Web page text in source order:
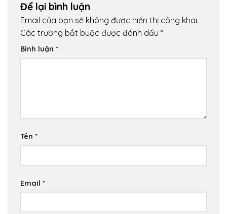
Để lại bình luận
Email của bạn sẽ không được hiển thị công khai.
Các trường bắt buộc được đánh dấu *
Bình luận *
Tên *
Email *